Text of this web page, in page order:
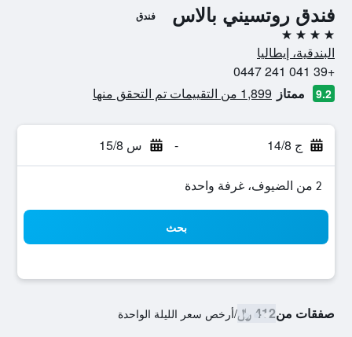
فندق روتسيني بالاس فندق
4 نجوم
البندقية، إيطاليا
+39 041 241 0447
9.2 ممتاز 1,899 من التقييمات تم التحقق منها
ج 14/8 - س 15/8
2 من الضيوف، غرفة واحدة
بحث
صفقات من412 ﷼ /أرخص سعر الليلة الواحدة